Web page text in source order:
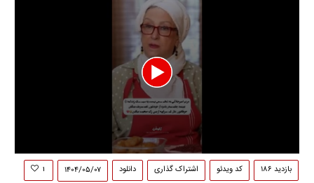
0
seconds بازدید ۱۸۶ کد ویدئو اشتراک گذاری دانلود ۱۴۰۴/۰۵/۰۷ ۱